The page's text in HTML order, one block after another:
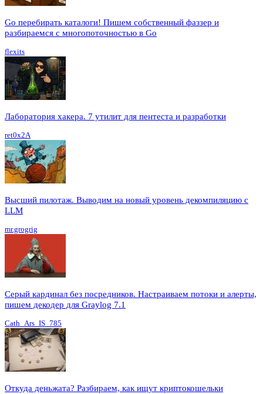
Go перебирать каталоги! Пишем собственный фаззер и
разбираемся с многопоточностью в Go
flexits
Лаборатория хакера. 7 утилит для пентеста и разработки
ret0x2A
Высший пилотаж. Выводим на новый уровень декомпиляцию с
LLM
mr.grogrig
Серый кардинал без посредников. Настраиваем потоки и алерты,
пишем декодер для Graylog 7.1
Cath_Ars_IS_785
Откуда деньжата? Разбираем, как ищут криптокошельки